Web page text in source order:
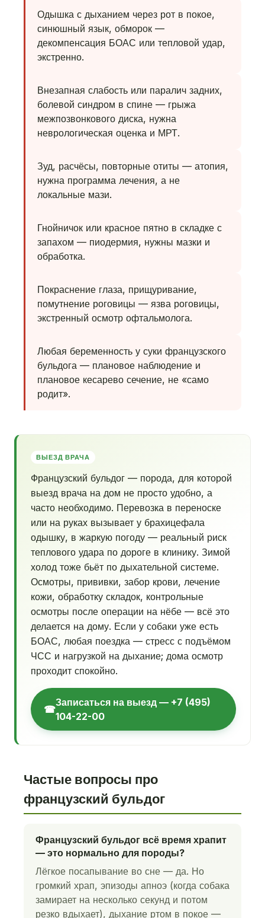
Одышка с дыханием через рот в покое,
синюшный язык, обморок —
декомпенсация БОАС или тепловой удар,
экстренно.
Внезапная слабость или паралич задних,
болевой синдром в спине — грыжа
межпозвонкового диска, нужна
неврологическая оценка и МРТ.
Зуд, расчёсы, повторные отиты — атопия,
нужна программа лечения, а не
локальные мази.
Гнойничок или красное пятно в складке с
запахом — пиодермия, нужны мазки и
обработка.
Покраснение глаза, прищуривание,
помутнение роговицы — язва роговицы,
экстренный осмотр офтальмолога.
Любая беременность у суки французского
бульдога — плановое наблюдение и
плановое кесарево сечение, не «само
родит».
ВЫЕЗД ВРАЧА
Французский бульдог — порода, для которой
выезд врача на дом не просто удобно, а
часто необходимо. Перевозка в переноске
или на руках вызывает у брахицефала
одышку, в жаркую погоду — реальный риск
теплового удара по дороге в клинику. Зимой
холод тоже бьёт по дыхательной системе.
Осмотры, прививки, забор крови, лечение
кожи, обработку складок, контрольные
осмотры после операции на нёбе — всё это
делается на дому. Если у собаки уже есть
БОАС, любая поездка — стресс с подъёмом
ЧСС и нагрузкой на дыхание; дома осмотр
проходит спокойно.
☎
Записаться на выезд — +7 (495)
104-22-00
Частые вопросы про
французский бульдог
Французский бульдог всё время храпит
— это нормально для породы?
Лёгкое посапывание во сне — да. Но
громкий храп, эпизоды апноэ (когда собака
замирает на несколько секунд и потом
резко вдыхает), дыхание ртом в покое —